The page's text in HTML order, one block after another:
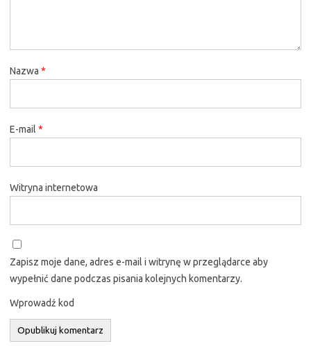
Nazwa *
E-mail *
Witryna internetowa
Zapisz moje dane, adres e-mail i witrynę w przeglądarce aby
wypełnić dane podczas pisania kolejnych komentarzy.
Wprowadź kod